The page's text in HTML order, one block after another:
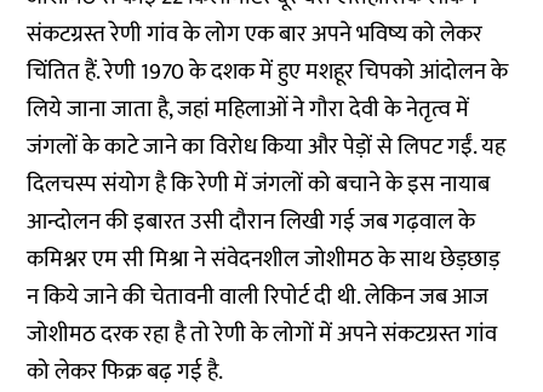
संकटग्रस्त रेणी गांव के लोग एक बार अपने भविष्य को लेकर
चिंतित हैं. रेणी 1970 के दशक में हुए मशहूर चिपको आंदोलन के
लिये जाना जाता है, जहां महिलाओं ने गौरा देवी के नेतृत्व में
जंगलों के काटे जाने का विरोध किया और पेड़ों से लिपट गईं. यह
दिलचस्प संयोग है कि रेणी में जंगलों को बचाने के इस नायाब
आन्दोलन की इबारत उसी दौरान लिखी गई जब गढ़वाल के
कमिश्नर एम सी मिश्रा ने संवेदनशील जोशीमठ के साथ छेड़छाड़
न किये जाने की चेतावनी वाली रिपोर्ट दी थी. लेकिन जब आज
जोशीमठ दरक रहा है तो रेणी के लोगों में अपने संकटग्रस्त गांव
को लेकर फिक्र बढ़ गई है.